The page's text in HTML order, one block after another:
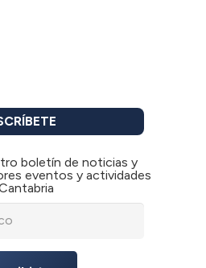
boletín de noticias y
eventos y actividades